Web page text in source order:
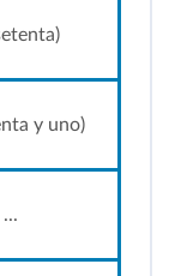
y uno)
...